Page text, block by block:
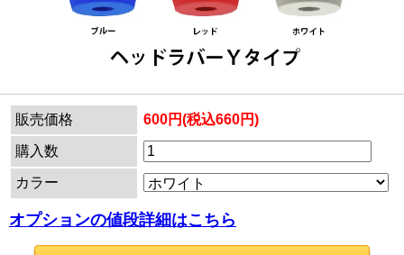
販売価格 600円(税込660円)
購入数
カラー
オプションの値段詳細はこちら